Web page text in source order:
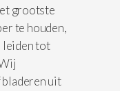
grootste
te houden,
leiden tot
uit